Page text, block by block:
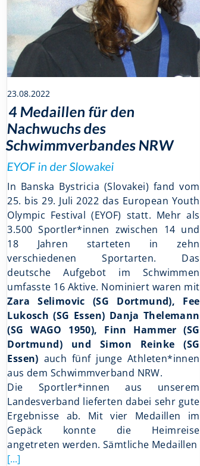
23.08.2022
4 Medaillen für den
Nachwuchs des
Schwimmverbandes NRW
EYOF in der Slowakei
In Banska Bystricia (Slovakei) fand vom
25. bis 29. Juli 2022 das European Youth
Olympic Festival (EYOF) statt. Mehr als
3.500 Sportler*innen zwischen 14 und
18 Jahren starteten in zehn
verschiedenen Sportarten. Das
deutsche Aufgebot im Schwimmen
umfasste 16 Aktive. Nominiert waren mit
Zara Selimovic (SG Dortmund), Fee
Lukosch (SG Essen) Danja Thelemann
(SG WAGO 1950), Finn Hammer (SG
Dortmund) und Simon Reinke (SG
Essen) auch fünf junge Athleten*innen
aus dem Schwimmverband NRW.
Die Sportler*innen aus unserem
Landesverband lieferten dabei sehr gute
Ergebnisse ab. Mit vier Medaillen im
Gepäck konnte die Heimreise
angetreten werden. Sämtliche Medaillen
[...]